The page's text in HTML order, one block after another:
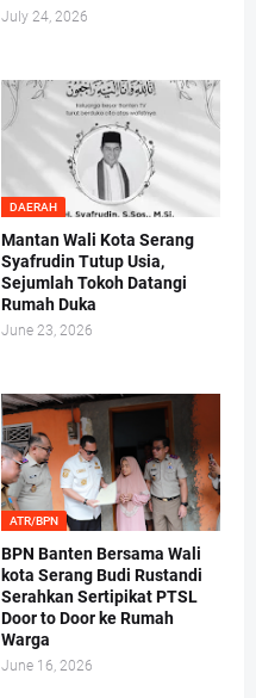
July 24, 2026
DAERAH
Mantan Wali Kota Serang
Syafrudin Tutup Usia,
Sejumlah Tokoh Datangi
Rumah Duka
June 23, 2026
ATR/BPN
BPN Banten Bersama Wali
kota Serang Budi Rustandi
Serahkan Sertipikat PTSL
Door to Door ke Rumah
Warga
June 16, 2026